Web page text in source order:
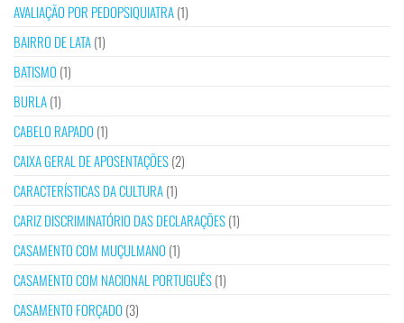
AVALIAÇÃO POR PEDOPSIQUIATRA(1)
BAIRRO DE LATA(1)
BATISMO (1)
BURLA(1)
CABELO RAPADO (1)
CAIXA GERAL DE APOSENTAÇÕES(2)
CARACTERÍSTICAS DA CULTURA(1)
CARIZ DISCRIMINATÓRIO DAS DECLARAÇÕES(1)
CASAMENTO COM MUÇULMANO (1)
CASAMENTO COM NACIONAL PORTUGUÊS(1)
CASAMENTO FORÇADO (3)